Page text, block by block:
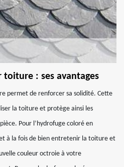
: ses avantages
permet de renforcer sa solidité. Cette
la toiture et protège ainsi les
Pour l’hydrofuge coloré en
à la fois de bien entretenir la toiture et
couleur octroie à votre